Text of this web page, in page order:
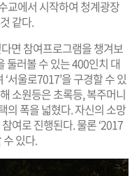
교에서 시작하여 청계광장
같다.
면 참여프로그램을 챙겨보
둘러볼 수 있는 400인치 대
서울로7017’을 구경할 수 있
소원등은 초록등, 복주머니
의 폭을 넓혔다. 자신의 소망
여로 진행된다. 물론 ‘2017
수 있다.